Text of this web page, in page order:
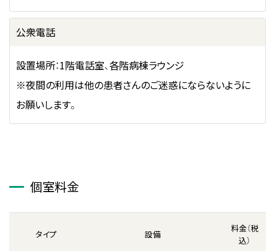
公衆電話
設置場所：1階電話室、各階病棟ラウンジ
※夜間の利用は他の患者さんのご迷惑にならないように
お願いします。
個室料金
タイプ 設備
料金（税
込）